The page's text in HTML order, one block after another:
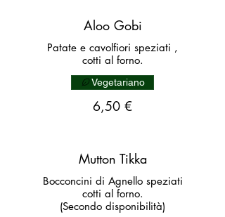
Aloo Gobi
Patate e cavolfiori speziati ,
cotti al forno.
6,50 €
Vegetariano
Mutton Tikka
Bocconcini di Agnello speziati
cotti al forno.
(Secondo disponibilità)